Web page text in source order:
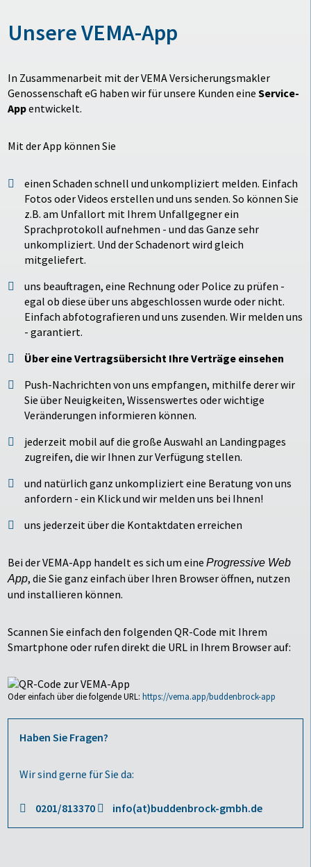
Unsere VEMA-App
In Zusammenarbeit mit der VEMA Versicherungsmakler
Genossenschaft eG haben wir für unsere Kunden eineService-
Appentwickelt.
Mit der App können Sie
einen Schaden schnell und unkompliziert melden. Einfach
Fotos oder Videos erstellen und uns senden. So können Sie
z.B. am Unfallort mit Ihrem Unfallgegner ein
Sprachprotokoll aufnehmen - und das Ganze sehr
unkompliziert. Und der Schadenort wird gleich
mitgeliefert.
uns beauftragen, eine Rechnung oder Police zu prüfen -
egal ob diese über uns abgeschlossen wurde oder nicht.
Einfach abfotografieren und uns zusenden. Wir melden uns
- garantiert.
Über eine Vertragsübersicht Ihre Verträge einsehen
Push-Nachrichten von uns empfangen, mithilfe derer wir
Sie über Neuigkeiten, Wissenswertes oder wichtige
Veränderungen informieren können.
jederzeit mobil auf die große Auswahl an Landingpages
zugreifen, die wir Ihnen zur Verfügung stellen.
und natürlich ganz unkompliziert eine Beratung von uns
anfordern - ein Klick und wir melden uns bei Ihnen!
uns jederzeit über die Kontaktdaten erreichen
Bei der VEMA-App handelt es sich um eineProgressive Web
App, die Sie ganz einfach über Ihren Browser öffnen, nutzen
und installieren können.
Scannen Sie einfach den folgenden QR-Code mit Ihrem
Smartphone oder rufen direkt die URL in Ihrem Browser auf:
Oder einfach über die folgende URL:https://vema.app/buddenbrock-app
Haben Sie Fragen?
Wir sind gerne für Sie da:
0201/813370 info(at)buddenbrock-gmbh.de